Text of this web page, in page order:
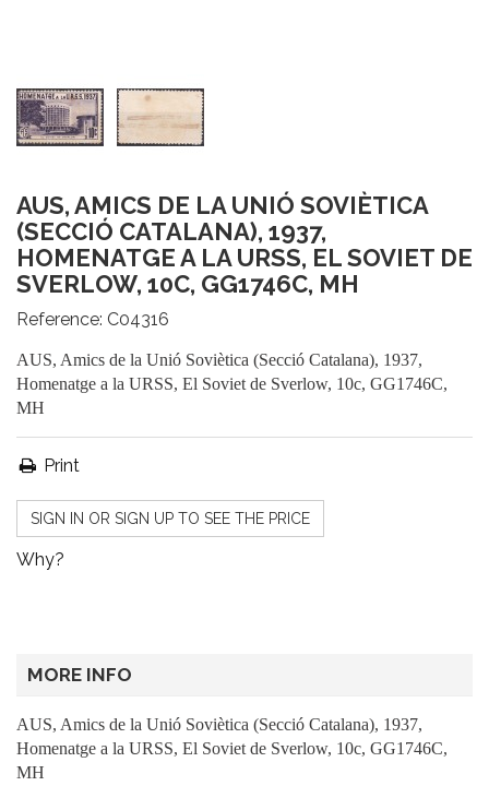
AUS, AMICS DE LA UNIÓ SOVIÈTICA
(SECCIÓ CATALANA), 1937,
HOMENATGE A LA URSS, EL SOVIET DE
SVERLOW, 10C, GG1746C, MH
Reference: C04316
AUS, Amics de la Unió Soviètica (Secció Catalana), 1937,
Homenatge a la URSS, El Soviet de Sverlow, 10c, GG1746C,
MH
Print
SIGN IN OR SIGN UP TO SEE THE PRICE
Why?
MORE INFO
AUS, Amics de la Unió Soviètica (Secció Catalana), 1937,
Homenatge a la URSS, El Soviet de Sverlow, 10c, GG1746C,
MH